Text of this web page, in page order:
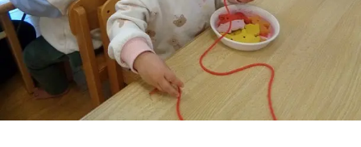
から探す
東京都
東京都 全域